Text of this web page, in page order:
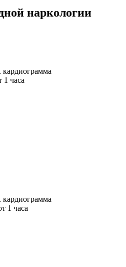
наркологии
кардиограмма
1 часа
кардиограмма
1 часа